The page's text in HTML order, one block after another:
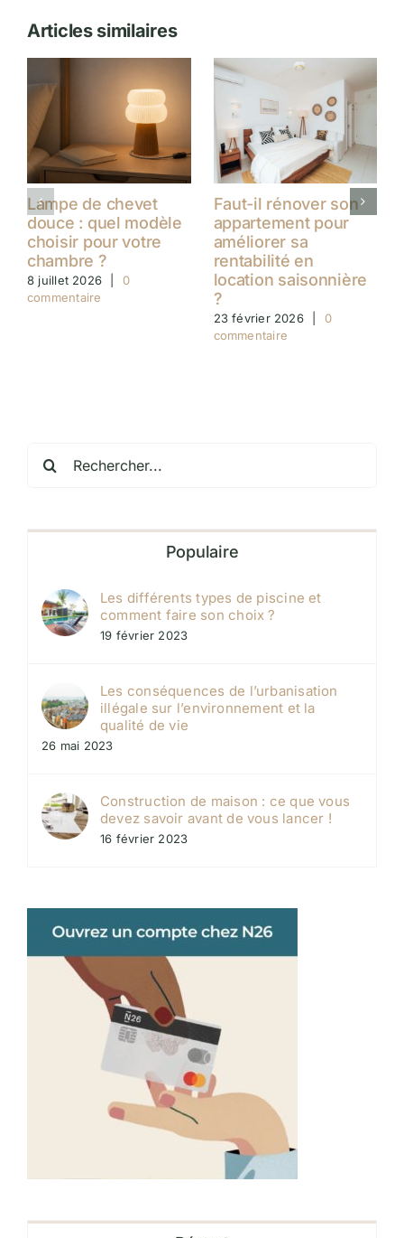
Articles similaires
Lampe de chevet
douce : quel modèle
choisir pour votre
chambre ?
8 juillet 2026
0
commentaire
Faut-il rénover son
appartement pour
améliorer sa
rentabilité en
location saisonnière
?
23 février 2026
0
commentaire
Populaire
Les différents types de piscine et
comment faire son choix ?
19 février 2023
Les conséquences de l’urbanisation
illégale sur l’environnement et la
qualité de vie
26 mai 2023
Construction de maison : ce que vous
devez savoir avant de vous lancer !
16 février 2023